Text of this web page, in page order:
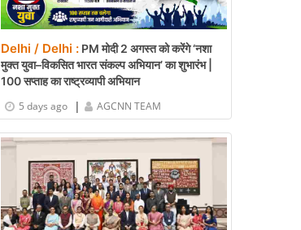
Delhi / Delhi : PM मोदी 2 अगस्त को करेंगे ‘नशा
मुक्त युवा–विकसित भारत संकल्प अभियान’ का शुभारंभ |
100 सप्ताह का राष्ट्रव्यापी अभियान
5 days ago
| AGCNN TEAM